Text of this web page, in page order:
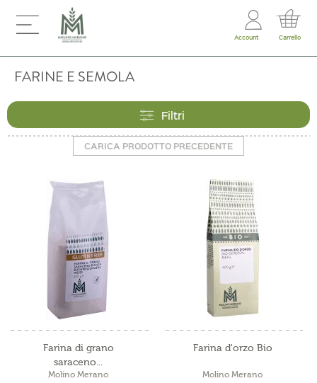
Account Carrello
FARINE E SEMOLA
Filtri
CARICA PRODOTTO PRECEDENTE
Farina di grano
saraceno...
Molino Merano
Farina d'orzo Bio
Molino Merano